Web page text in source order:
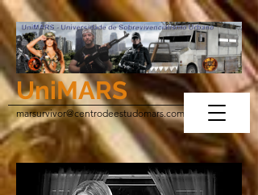
UniMARS
marsurvivor@centrodeestudomars.com